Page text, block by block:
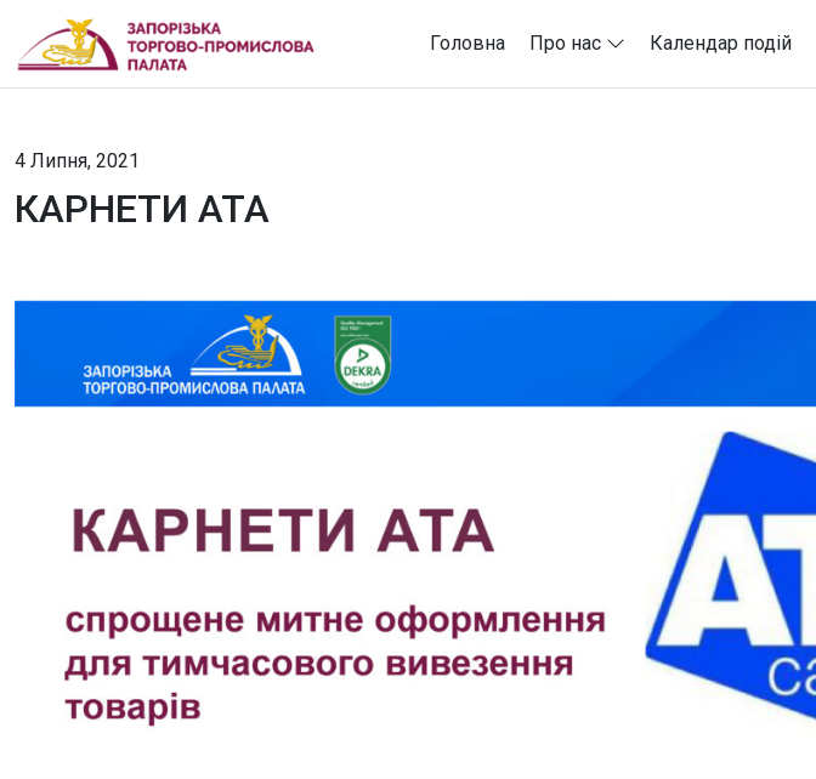
Головна Про нас Календар подій
4 Липня, 2021
КАРНЕТИ АТА